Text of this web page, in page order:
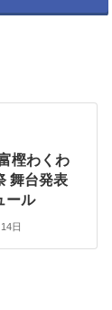
樫わくわ
舞台発表
ール
日